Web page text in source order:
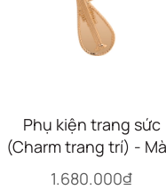
Phụ kiện trang sức
(Charm trang trí) -
vàng (Pipa)
1.680.000₫